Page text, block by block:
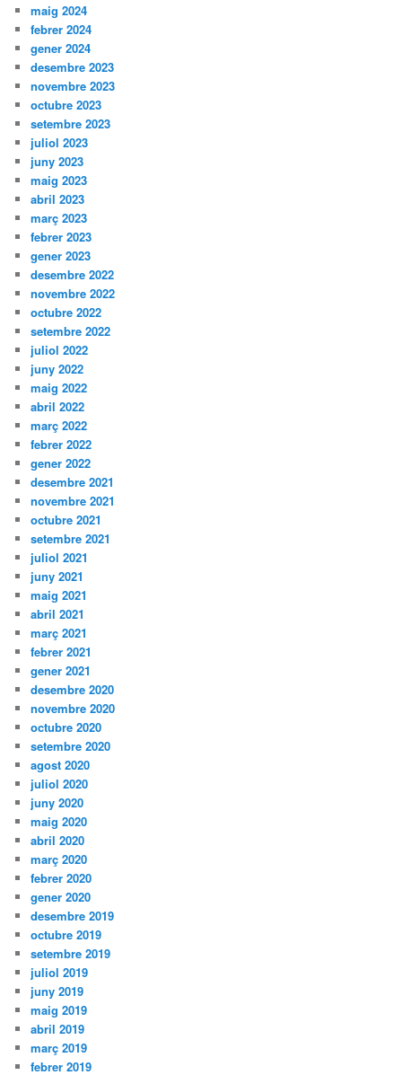
maig 2024
febrer 2024
gener 2024
desembre 2023
novembre 2023
octubre 2023
setembre 2023
juliol 2023
juny 2023
maig 2023
abril 2023
març 2023
febrer 2023
gener 2023
desembre 2022
novembre 2022
octubre 2022
setembre 2022
juliol 2022
juny 2022
maig 2022
abril 2022
març 2022
febrer 2022
gener 2022
desembre 2021
novembre 2021
octubre 2021
setembre 2021
juliol 2021
juny 2021
maig 2021
abril 2021
març 2021
febrer 2021
gener 2021
desembre 2020
novembre 2020
octubre 2020
setembre 2020
agost 2020
juliol 2020
juny 2020
maig 2020
abril 2020
març 2020
febrer 2020
gener 2020
desembre 2019
octubre 2019
setembre 2019
juliol 2019
juny 2019
maig 2019
abril 2019
març 2019
febrer 2019